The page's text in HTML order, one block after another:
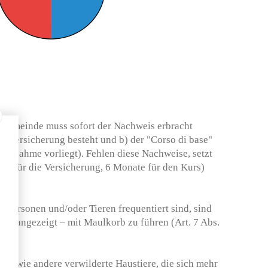
muss sofort der Nachweis erbracht
besteht und b) der "Corso di base"
vorliegt). Fehlen diese Nachweise, setzt
für die Versicherung, 6 Monate für den Kurs)
Personen und/oder Tieren frequentiert sind, sind
angezeigt – mit Maulkorb zu führen (Art. 7 Abs.
sowie andere verwilderte Haustiere, die sich mehr